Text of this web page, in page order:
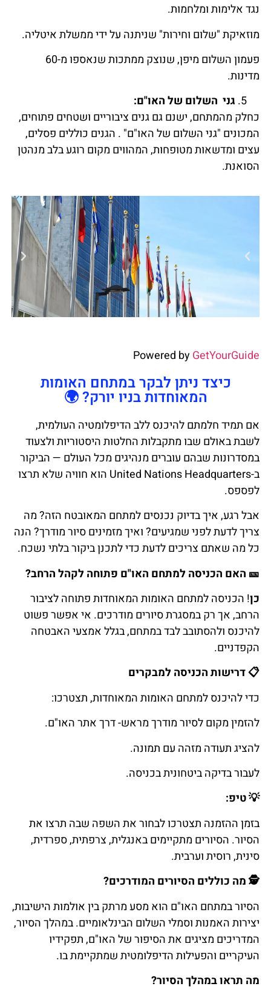
נגד אלימות ומלחמות.
מוזאיקת "שלום וחירות" שניתנה על ידי ממשלת איטליה.
פעמון השלום מיפן, שנוצק ממתכות שנאספו מ-60
מדינות.
גני השלום של האו"ם:
כחלק מהמתחם, ישנם גם גנים ציבוריים ושטחים פתוחים,
המכונים "גני השלום של האו"ם" . הגנים כוללים פסלים,
עצים ומדשאות מטופחות, המהווים מקום רוגע בלב מנהטן
הסואנת.
Powered byGetYourGuide
כיצד ניתן לבקר במתחם האומות
המאוחדות בניו יורק? 🌍
אם תמיד חלמתם להיכנס ללב הדיפלומטיה העולמית,
לשבת באולם שבו מתקבלות החלטות היסטוריות ולצעוד
במסדרונות שבהם עוברים מנהיגים מכל העולם — הביקור
ב-United Nations Headquarters הוא חוויה שלא תרצו
לפספס.
אבל רגע, איך בדיוק נכנסים למתחם המאובטח הזה? מה
צריך לדעת לפני שמגיעים? ואיך מזמינים סיור מודרך? הנה
כל מה שאתם צריכים לדעת כדי לתכנן ביקור בלתי נשכח.
🎫 האם הכניסהלמתחם האו"ם פתוחהלקהלהרחב?
כן! הכניסה למתחם האומות המאוחדות פתוחה לציבור
הרחב, אך רק במסגרת סיורים מודרכים. אי אפשר פשוט
להיכנס ולהסתובב לבד במתחם, בגלל אמצעי האבטחה
הקפדניים.
📋דרישותהכניסהלמבקרים
כדי להיכנס למתחם האומות המאוחדות, תצטרכו:
להזמין מקום לסיור מודרך מראש- דרך אתר האו"ם.
להציג תעודה מזהה עם תמונה.
לעבור בדיקה ביטחונית בכניסה.
💡טיפ:
בזמן ההזמנה תצטרכו לבחור את השפה שבה תרצו את
הסיור. הסיורים מתקיימים באנגלית, צרפתית, ספרדית,
סינית, רוסית וערבית.
🕵️מה כוללים הסיורים המודרכים?
הסיור במתחם האו"ם הוא מסע מרתק בין אולמות הישיבות,
יצירות האמנות וסמלי השלום הבינלאומיים. במהלך הסיור,
המדריכים מציגים את הסיפור של האו"ם, תפקידיו
העיקריים והפעילות הדיפלומטית שמתקיימת בו.
מה תראו במהלך הסיור?